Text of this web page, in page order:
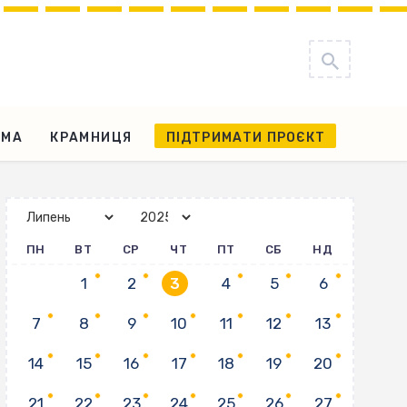
КРАМНИЦЯ ПІДТРИМАТИ ПРОЄКТ
ПН ВТ СР ЧТ ПТ СБ НД
1 2 3 4 5 6
7 8 9 10 11 12 13
14 15 16 17 18 19 20
21 22 23 24 25 26 27